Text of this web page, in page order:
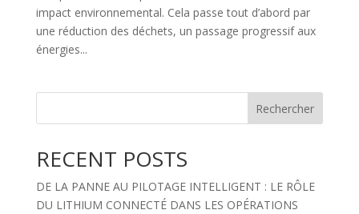
impact environnemental. Cela passe tout d’abord par
une réduction des déchets, un passage progressif aux
énergies...
Rechercher
RECENT POSTS
DE LA PANNE AU PILOTAGE INTELLIGENT : LE RÔLE
DU LITHIUM CONNECTÉ DANS LES OPÉRATIONS